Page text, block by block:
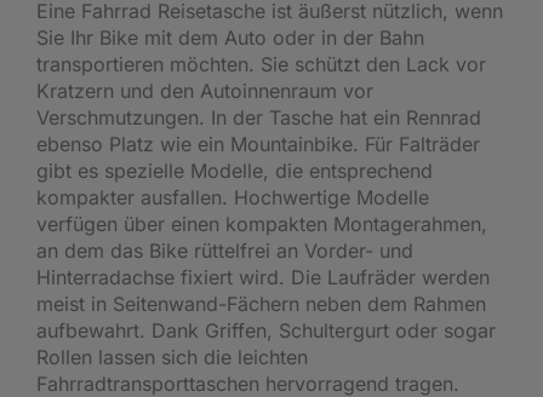
Eine Fahrrad Reisetasche ist äußerst nützlich, wenn
Sie Ihr Bike mit dem Auto oder in der Bahn
transportieren möchten. Sie schützt den Lack vor
Kratzern und den Autoinnenraum vor
Verschmutzungen. In der Tasche hat ein Rennrad
ebenso Platz wie ein Mountainbike. Für Falträder
gibt es spezielle Modelle, die entsprechend
kompakter ausfallen. Hochwertige Modelle
verfügen über einen kompakten Montagerahmen,
an dem das Bike rüttelfrei an Vorder- und
Hinterradachse fixiert wird. Die Laufräder werden
meist in Seitenwand-Fächern neben dem Rahmen
aufbewahrt. Dank Griffen, Schultergurt oder sogar
Rollen lassen sich die leichten
Fahrradtransporttaschen hervorragend tragen.